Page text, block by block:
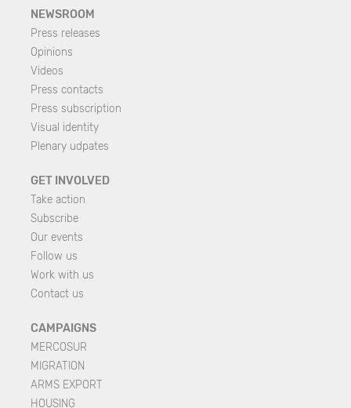
NEWSROOM
Press releases
Opinions
Videos
Press contacts
Press subscription
Visual identity
Plenary udpates
GET INVOLVED
Take action
Subscribe
Our events
Follow us
Work with us
Contact us
CAMPAIGNS
MERCOSUR
MIGRATION
ARMS EXPORT
HOUSING